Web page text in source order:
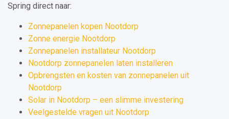
Spring direct naar:
Zonnepanelen kopen Nootdorp
Zonne energie Nootdorp
Zonnepanelen installateur Nootdorp
Nootdorp zonnepanelen laten installeren
Opbrengsten en kosten van zonnepanelen uit
Nootdorp
Solar in Nootdorp – een slimme investering
Veelgestelde vragen uit Nootdorp